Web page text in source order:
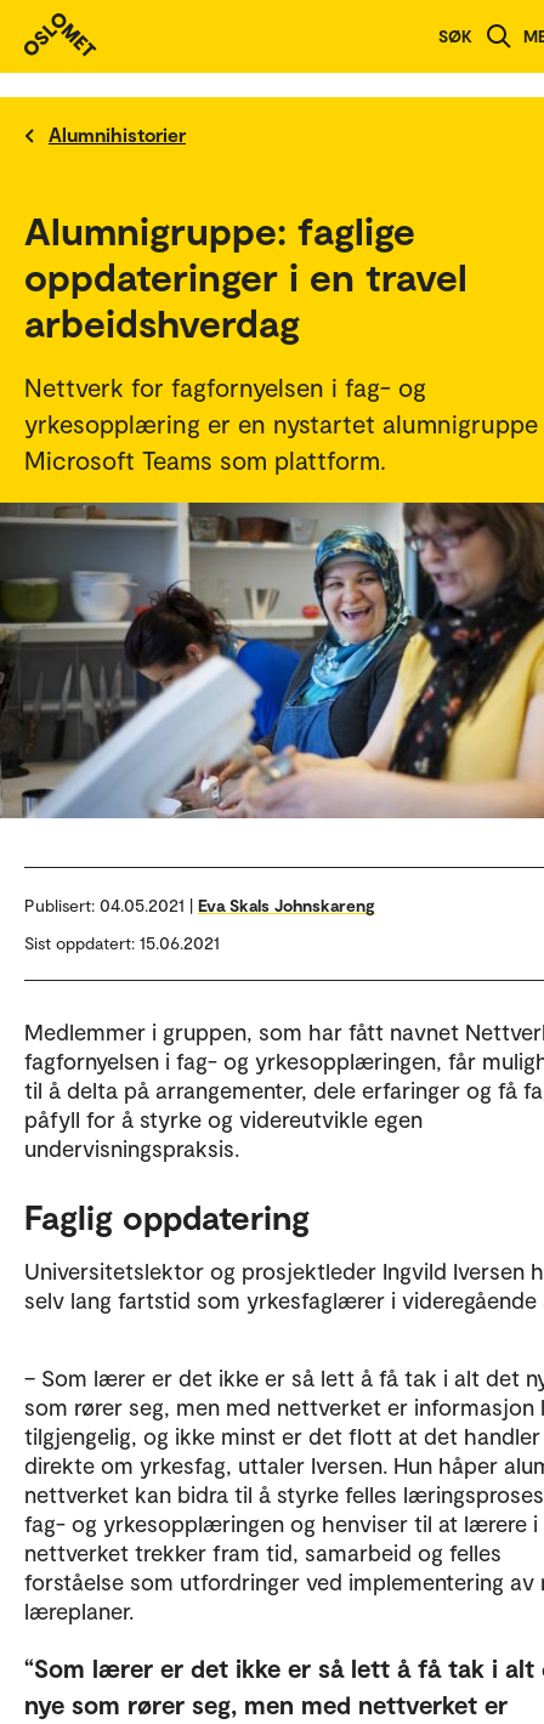
SØK
Alumnihistorier
Alumnigruppe: faglige
oppdateringer i en travel
arbeidshverdag
Nettverk for fagfornyelsen i fag- og
yrkesopplæring er en nystartet alumnigruppe
Microsoft Teams som plattform.
Publisert: 04.05.2021 | Eva Skals Johnskareng
Sist oppdatert: 15.06.2021
Medlemmer i gruppen, som har fått navnet
fagfornyelsen i fag- og yrkesopplæringen, får
til å delta på arrangementer, dele erfaringer og få
påfyll for å styrke og videreutvikle egen
undervisningspraksis.
Faglig oppdatering
Universitetslektor og prosjektleder Ingvild Iversen
selv lang fartstid som yrkesfaglærer i videregående
– Som lærer er det ikke er så lett å få tak i alt det
som rører seg, men med nettverket er informasjon
tilgjengelig, og ikke minst er det flott at det handler
direkte om yrkesfag, uttaler Iversen. Hun håper
nettverket kan bidra til å styrke felles
fag- og yrkesopplæringen og henviser til at lærere i
nettverket trekker fram tid, samarbeid og felles
forståelse som utfordringer ved implementering av
læreplaner.
Som lærer er det ikke er så lett å få tak i alt
nye som rører seg, men med nettverket er